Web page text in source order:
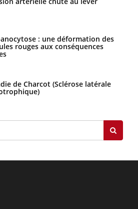
: une déformation des
rouges aux conséquences
de Charcot (Sclérose latérale